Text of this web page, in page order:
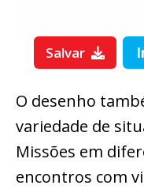
Salvar
O desenho
variedade de
Missões em
encontros com